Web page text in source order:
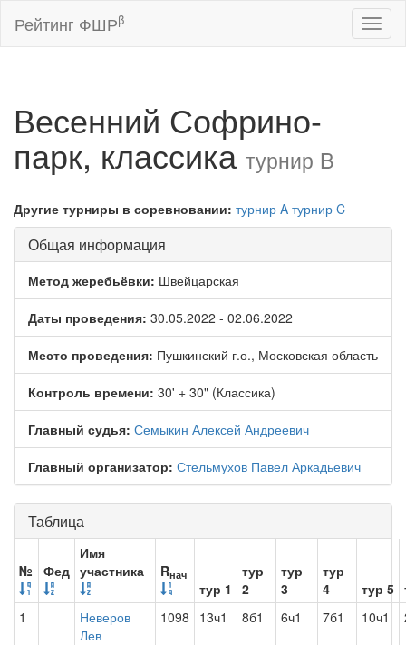
Рейтинг ФШРβ
Весенний Софрино-
парк, классикатурнир B
Другие турниры в соревновании: турнир A турнир C
Общая информация
Метод жеребьёвки: Швейцарская
Даты проведения: 30.05.2022 - 02.06.2022
Место проведения: Пушкинский г.о., Московская область
Контроль времени: 30' + 30" (Классика)
Главный судья: Семыкин Алексей Андреевич
Главный организатор: Стельмухов Павел Аркадьевич
Таблица
№ Фед
Имя
участника
Rнач
тур 1
тур
2
тур
3
тур
4
тур 5
1
Неверов
Лев
1098 13ч1 8б1 6ч1 7б1 10ч1